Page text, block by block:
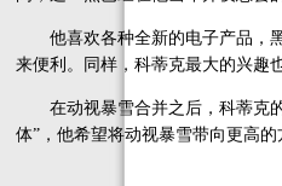
他喜欢各种全新的电子产品，黑
来便利。同样，科蒂克最大的兴趣
在动视暴雪合并之后，科蒂克的
体”，他希望将动视暴雪带向更高